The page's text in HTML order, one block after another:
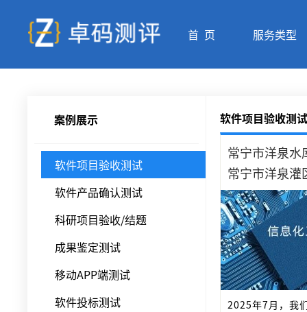
首 页 服务类型
案例展示
软件项目验收测试
软件产品确认测试
科研项目验收/结题
成果鉴定测试
移动APP端测试
软件投标测试
软件项目验收测试
常宁市洋泉水
2025年7月，我